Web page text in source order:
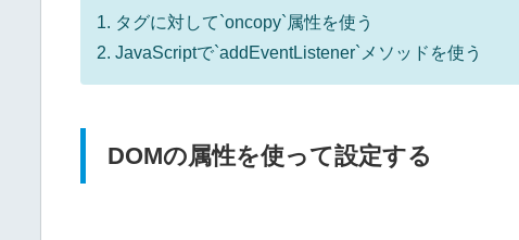
1. タグに対して`oncopy`属性を使う
2. JavaScriptで`addEventListener`メソッドを使う
DOMの属性を使って設定する